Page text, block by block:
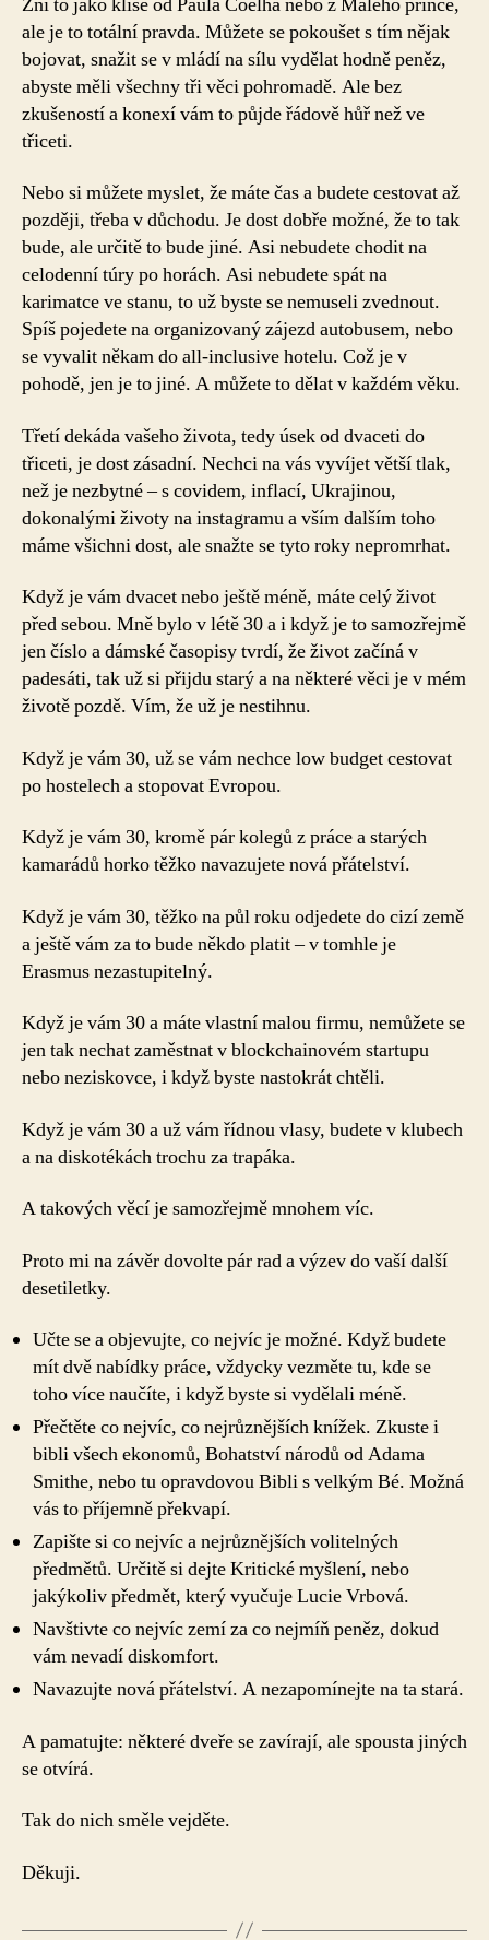
ale je to totální pravda. Můžete se pokoušet s tím nějak
bojovat, snažit se v mládí na sílu vydělat hodně peněz,
abyste měli všechny tři věci pohromadě. Ale bez
zkušeností a konexí vám to půjde řádově hůř než ve
třiceti.
Nebo si můžete myslet, že máte čas a budete cestovat až
později, třeba v důchodu. Je dost dobře možné, že to tak
bude, ale určitě to bude jiné. Asi nebudete chodit na
celodenní túry po horách. Asi nebudete spát na
karimatce ve stanu, to už byste se nemuseli zvednout.
Spíš pojedete na organizovaný zájezd autobusem, nebo
se vyvalit někam do all-inclusive hotelu. Což je v
pohodě, jen je to jiné. A můžete to dělat v každém věku.
Třetí dekáda vašeho života, tedy úsek od dvaceti do
třiceti, je dost zásadní. Nechci na vás vyvíjet větší tlak,
než je nezbytné – s covidem, inflací, Ukrajinou,
dokonalými životy na instagramu a vším dalším toho
máme všichni dost, ale snažte se tyto roky nepromrhat.
Když je vám dvacet nebo ještě méně, máte celý život
před sebou. Mně bylo v létě 30 a i když je to samozřejmě
jen číslo a dámské časopisy tvrdí, že život začíná v
padesáti, tak už si přijdu starý a na některé věci je v mém
životě pozdě. Vím, že už je nestihnu.
Když je vám 30, už se vám nechce low budget cestovat
po hostelech a stopovat Evropou.
Když je vám 30, kromě pár kolegů z práce a starých
kamarádů horko těžko navazujete nová přátelství.
Když je vám 30, těžko na půl roku odjedete do cizí země
a ještě vám za to bude někdo platit – v tomhle je
Erasmus nezastupitelný.
Když je vám 30 a máte vlastní malou firmu, nemůžete se
jen tak nechat zaměstnat v blockchainovém startupu
nebo neziskovce, i když byste nastokrát chtěli.
Když je vám 30 a už vám řídnou vlasy, budete v klubech
a na diskotékách trochu za trapáka.
A takových věcí je samozřejmě mnohem víc.
Proto mi na závěr dovolte pár rad a výzev do vaší další
desetiletky.
Učte se a objevujte, co nejvíc je možné. Když budete
mít dvě nabídky práce, vždycky vezměte tu, kde se
toho více naučíte, i když byste si vydělali méně.
Přečtěte co nejvíc, co nejrůznějších knížek. Zkuste i
bibli všech ekonomů, Bohatství národů od Adama
Smithe, nebo tu opravdovou Bibli s velkým Bé. Možná
vás to příjemně překvapí.
Zapište si co nejvíc a nejrůznějších volitelných
předmětů. Určitě si dejte Kritické myšlení, nebo
jakýkoliv předmět, který vyučuje Lucie Vrbová.
Navštivte co nejvíc zemí za co nejmíň peněz, dokud
vám nevadí diskomfort.
Navazujte nová přátelství. A nezapomínejte na ta stará.
A pamatujte: některé dveře se zavírají, ale spousta jiných
se otvírá.
Tak do nich směle vejděte.
Děkuji.